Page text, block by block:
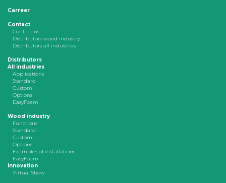
Carreer
Contact
Contact us
Distributors wood industry
Distributors all industries
Distributors
All industries
Applications
Standard
Custom
Options
EasyFoam
Wood industry
Functions
Standard
Custom
Options
Examples of installations
EasyFoam
Innovation
Virtual Show